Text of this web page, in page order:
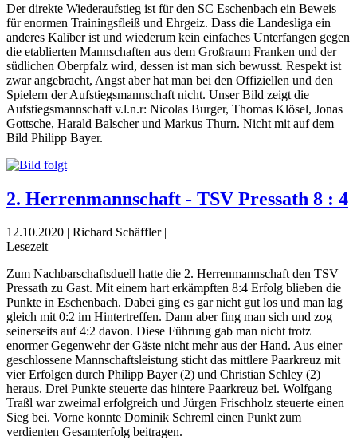
Der direkte Wiederaufstieg ist für den SC Eschenbach ein Beweis
für enormen Trainingsfleiß und Ehrgeiz. Dass die Landesliga ein
anderes Kaliber ist und wiederum kein einfaches Unterfangen gegen
die etablierten Mannschaften aus dem Großraum Franken und der
südlichen Oberpfalz wird, dessen ist man sich bewusst. Respekt ist
zwar angebracht, Angst aber hat man bei den Offiziellen und den
Spielern der Aufstiegsmannschaft nicht. Unser Bild zeigt die
Aufstiegsmannschaft v.l.n.r: Nicolas Burger, Thomas Klösel, Jonas
Gottsche, Harald Balscher und Markus Thurn. Nicht mit auf dem
Bild Philipp Bayer.
2. Herrenmannschaft - TSV Pressath 8 : 4
12.10.2020 | Richard Schäffler |
Lesezeit
Zum Nachbarschaftsduell hatte die 2. Herrenmannschaft den TSV
Pressath zu Gast. Mit einem hart erkämpften 8:4 Erfolg blieben die
Punkte in Eschenbach. Dabei ging es gar nicht gut los und man lag
gleich mit 0:2 im Hintertreffen. Dann aber fing man sich und zog
seinerseits auf 4:2 davon. Diese Führung gab man nicht trotz
enormer Gegenwehr der Gäste nicht mehr aus der Hand. Aus einer
geschlossene Mannschaftsleistung sticht das mittlere Paarkreuz mit
vier Erfolgen durch Philipp Bayer (2) und Christian Schley (2)
heraus. Drei Punkte steuerte das hintere Paarkreuz bei. Wolfgang
Traßl war zweimal erfolgreich und Jürgen Frischholz steuerte einen
Sieg bei. Vorne konnte Dominik Schreml einen Punkt zum
verdienten Gesamterfolg beitragen.